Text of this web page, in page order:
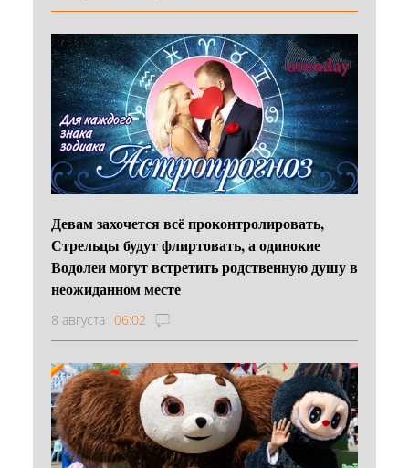
Девам захочется всё проконтролировать,
Стрельцы будут флиртовать, а одинокие
Водолеи могут встретить родственную душу в
неожиданном месте
8 августа 06:02